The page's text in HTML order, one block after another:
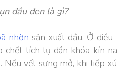
đầu đen là gì?
nhờn sản xuất dầu. Ở
chết tích tụ dần khóa kín
vết sưng mở, khi tiếp